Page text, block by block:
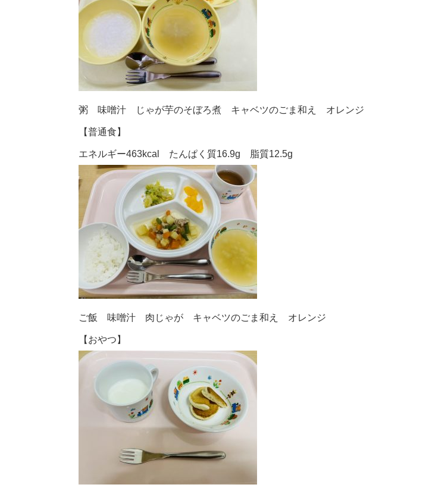
粥 味噌汁 じゃが芋のそぼろ煮 キャベツのごま和え オレンジ
【普通食】
エネルギー463kcal たんぱく質16.9g 脂質12.5g
ご飯 味噌汁 肉じゃが キャベツのごま和え オレンジ
【おやつ】